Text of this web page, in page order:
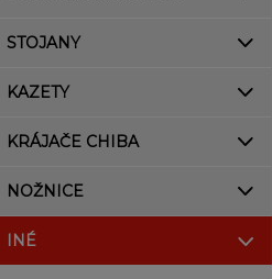
STOJANY
KAZETY
KRÁJAČE CHIBA
NOŽNICE
INÉ